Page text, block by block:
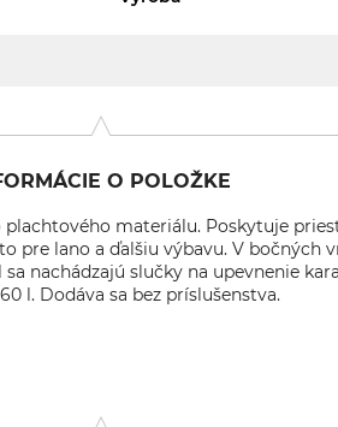
O POLOŽKE
plachtového materiálu. Poskytuje
pre lano a ďalšiu výbavu. V bočných
nachádzajú slučky na upevnenie
l. Dodáva sa bez príslušenstva.